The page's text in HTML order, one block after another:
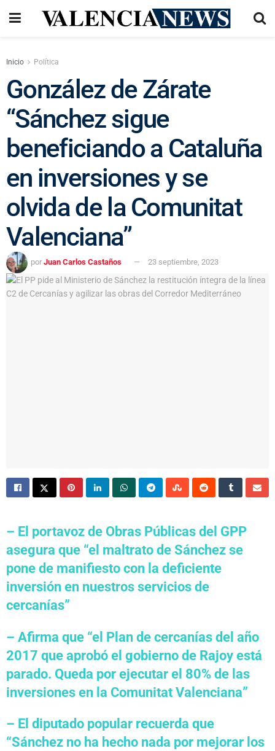
Inicio Política
González de Zárate
“Sánchez sigue
beneficiando a Cataluña
en inversiones y se
olvida de la Comunitat
Valenciana”
por Juan Carlos Castaños 23 septiembre, 2023
– El portavoz de Obras Públicas del GPP
asegura que “el maltrato de Sánchez se
pone de manifiesto con la deficiente
inversión en nuestros servicios de
cercanías”
– Afirma que “el Plan de cercanías del año
2017 que aprobó el gobierno de Rajoy está
parado. Queda por ejecutar el 80% de las
inversiones en la Comunitat Valenciana”
– El diputado popular recuerda que
“Sánchez no ha hecho nada por mejorar los